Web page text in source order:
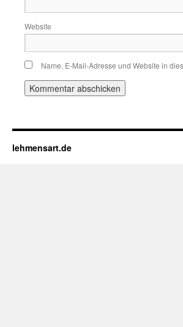
Website
Name, E-Mail-Adresse und Website in
lehmensart.de